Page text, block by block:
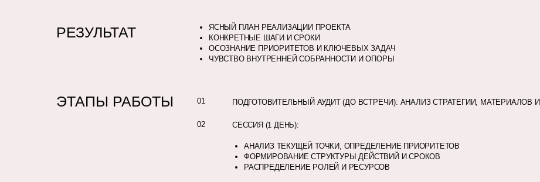
ЯСНЫЙ ПЛАН РЕАЛИЗАЦИИ ПРОЕКТА
КОНКРЕТНЫЕ ШАГИ И СРОКИ
ОСОЗНАНИЕ ПРИОРИТЕТОВ И КЛЮЧЕВЫХ ЗАДАЧ
ЧУВСТВО ВНУТРЕННЕЙ СОБРАННОСТИ И ОПОРЫ
РЕЗУЛЬТАТ
02
01 ПОДГОТОВИТЕЛЬНЫЙ АУДИТ (ДО ВСТРЕЧИ): АНАЛИЗ СТРАТЕГИИ, МАТЕРИАЛОВ
ЭТАПЫ РАБОТЫ
СЕССИЯ (1 ДЕНЬ):
АНАЛИЗ ТЕКУЩЕЙ ТОЧКИ, ОПРЕДЕЛЕНИЕ ПРИОРИТЕТОВ
ФОРМИРОВАНИЕ СТРУКТУРЫ ДЕЙСТВИЙ И СРОКОВ
РАСПРЕДЕЛЕНИЕ РОЛЕЙ И РЕСУРСОВ